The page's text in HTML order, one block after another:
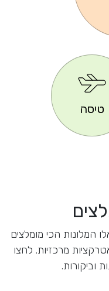
טיסה
המלונות הכי מומלצים
מרכזיות. לחצו
וביקורות.